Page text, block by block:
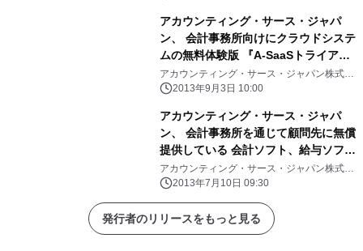
アカウンティング・サース・ジャパ
ン、 会計事務所向けにクラウドシステ
ムの無料体験版 『A-SaaSトライア
ル』の提供を開始
アカウンティング・サース・ジャパン株式会
社 2013年9月3日 10:00
アカウンティング・サース・ジャパ
ン、 会計事務所を通じて顧問先に無償
提供している 会計ソフト、給与ソフト
の利用数10,000件突破を発表
アカウンティング・サース・ジャパン株式会
社 2013年7月10日 09:30
発行者のリリースをもっと見る